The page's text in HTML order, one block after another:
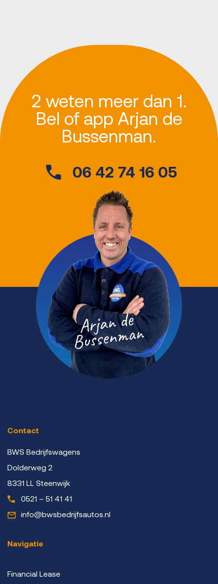
2 weten meer dan 1.
Bel of app Arjan de
Bussenman.
06 42 74 16 05
Contact
BWS Bedrijfswagens
Dolderweg 2
8331 LL Steenwijk
0521 – 51 41 41
info@bwsbedrijfsautos.nl
Navigatie
Financial Lease